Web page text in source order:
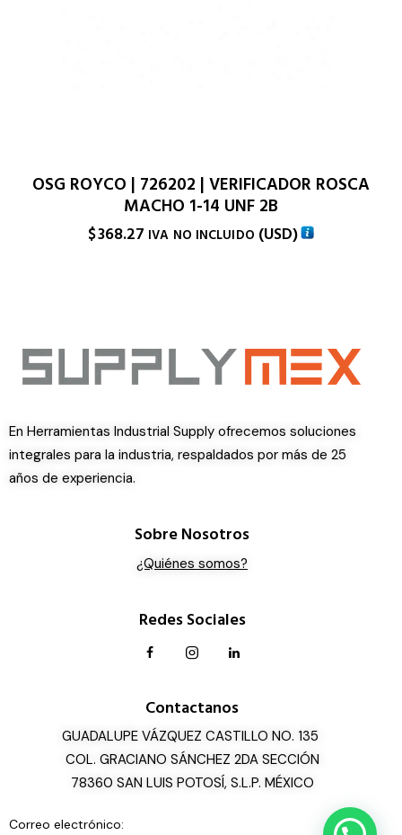
OSG ROYCO | 726202 | VERIFICADOR ROSCA
MACHO 1-14 UNF 2B
$368.27 IVA NO INCLUIDO (USD)
En Herramientas Industrial Supply ofrecemos soluciones
integrales para la industria, respaldados por más de 25
años de experiencia.
Sobre Nosotros
¿Quiénes somos?
Redes Sociales
Contactanos
GUADALUPE VÁZQUEZ CASTILLO NO. 135
COL. GRACIANO SÁNCHEZ 2DA SECCIÓN
78360 SAN LUIS POTOSÍ, S.L.P. MÉXICO
Correo electrónico: